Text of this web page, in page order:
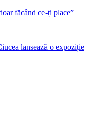
făcând ce-ți place”
lansează o expoziție